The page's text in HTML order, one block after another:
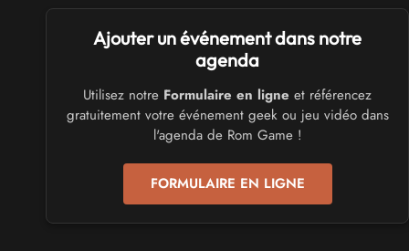
SALONS & CONVENTIONS GEEKS
Trolls et Légendes 2027
du 26 au 28 mars 2027 - à Mons
CULTURE JAPONAISE ET OTAKU
Mang'Azur 2027
les 24 et 25 avril 2027 - à Toulon
SALONS & CONVENTIONS GEEKS
Play Azur Festival 2027
Ajouter un événement dans notre
agenda
Utilisez notre Formulaire en ligne et référencez
gratuitement votre événement geek ou jeu vidéo dans
l'agenda de Rom Game !
FORMULAIRE EN LIGNE